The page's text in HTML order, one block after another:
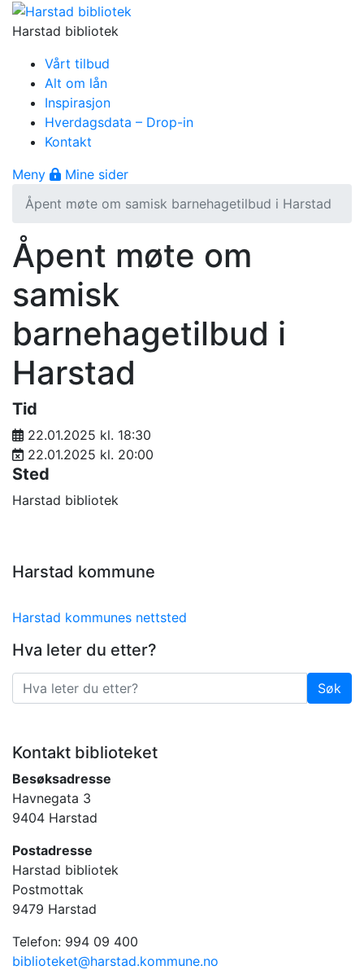
Gå til innhold
Harstad bibliotek
Vårt tilbud
Alt om lån
Inspirasjon
Hverdagsdata – Drop-in
Kontakt
Meny Åpne meny
Mine sider
Åpent møte om samisk barnehagetilbud i Harstad
Åpent møte om
samisk
barnehagetilbud i
Harstad
Tid
22.01.2025 kl. 18:30
22.01.2025 kl. 20:00
Sted
Harstad bibliotek
Harstad kommune
Harstad kommunes nettsted
Hva leter du etter?
Søk
Søk
Kontakt biblioteket
Besøksadresse
Havnegata 3
9404 Harstad
Postadresse
Harstad bibliotek
Postmottak
9479 Harstad
Telefon: 994 09 400
biblioteket@harstad.kommune.no